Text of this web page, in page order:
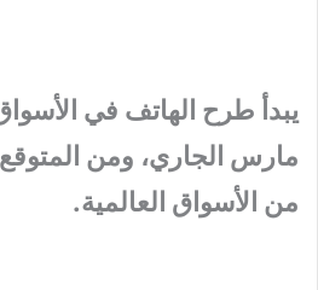
يبدأ طرح الهاتف في
مارس الجاري، ومن المتوقع
من الأسواق العالمية.